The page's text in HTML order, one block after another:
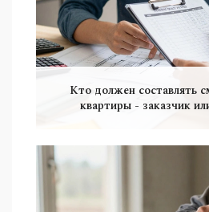
Кто должен составлять
квартиры - заказчик